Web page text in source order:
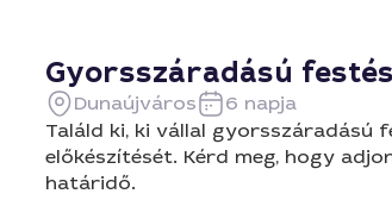
Gyorsszáradású
Dunaújváros
6 napja
Találd ki, ki vállal gyorsszáradású
előkészítését. Kérd meg, hogy
határidő.